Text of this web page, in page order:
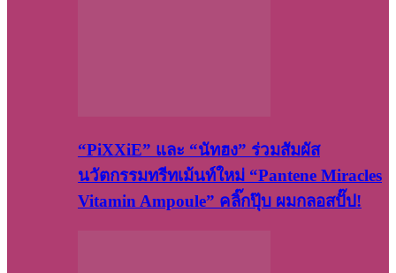
“PiXXiE” และ “นัทฮง” ร่วมสัมผัส
นวัตกรรมทรีทเม้นท์ใหม่ “Pantene Miracles
Vitamin Ampoule” คลิ๊กปุ๊บ ผมกลอสปั๊ป!